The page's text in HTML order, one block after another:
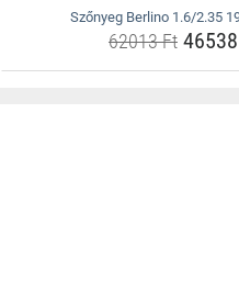
Szőnyeg Berlino 1.6/2.35
62013 Ft